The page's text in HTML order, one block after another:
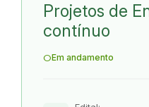
Projetos de
contínuo
Em andamento